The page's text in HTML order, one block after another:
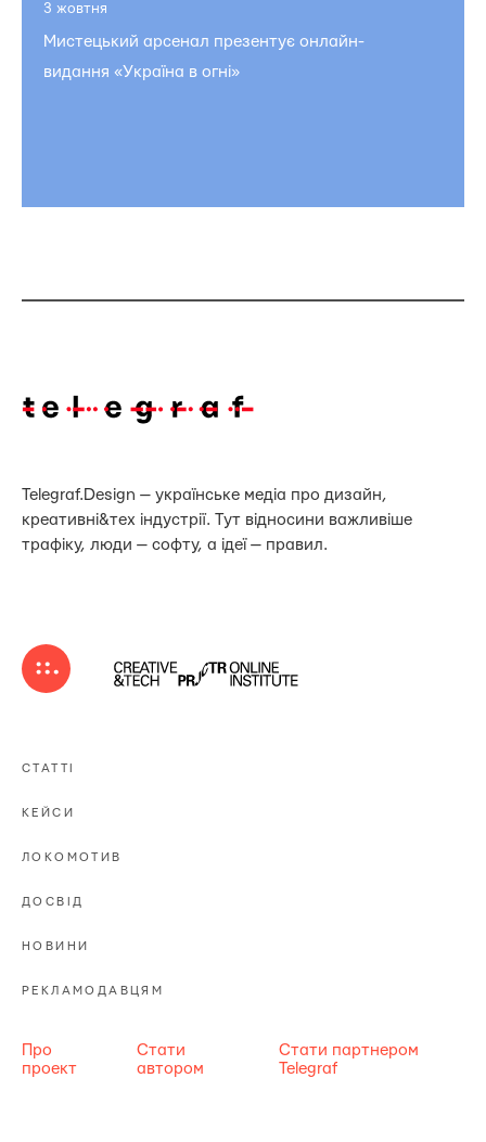
3 жовтня
Мистецький арсенал презентує онлайн-
видання «Україна в огні»
Telegraf.Design — українське медіа про дизайн,
креативні&тех індустрії. Тут відносини важливіше
трафіку, люди — софту, а ідеї — правил.
СТАТТІ
КЕЙСИ
ЛОКОМОТИВ
ДОСВІД
НОВИНИ
РЕКЛАМОДАВЦЯМ
Про
проект
Стати
автором
Стати партнером
Telegraf